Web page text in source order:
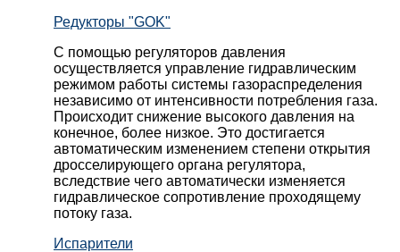
Редукторы "GOK"
С помощью регуляторов давления
осуществляется управление гидравлическим
режимом работы системы газораспределения
независимо от интенсивности потребления газа.
Происходит снижение высокого давления на
конечное, более низкое. Это достигается
автоматическим изменением степени открытия
дросселирующего органа регулятора,
вследствие чего автоматически изменяется
гидравлическое сопротивление проходящему
потоку газа.
Испарители